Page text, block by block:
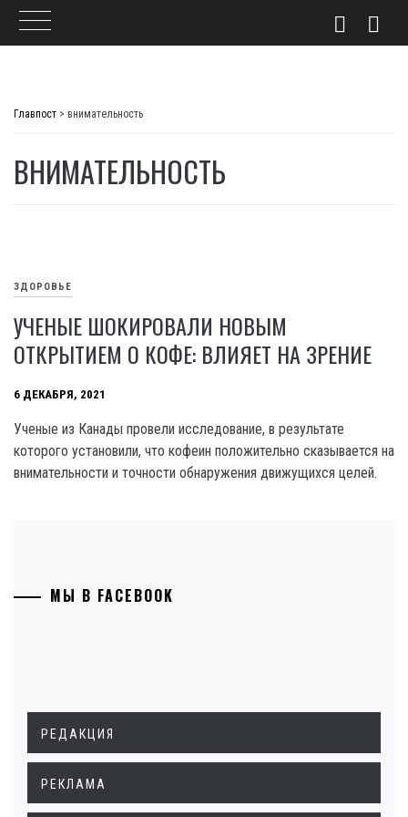
Главпост > внимательность
ВНИМАТЕЛЬНОСТЬ
ЗДОРОВЬЕ
УЧЕНЫЕ ШОКИРОВАЛИ НОВЫМ
ОТКРЫТИЕМ О КОФЕ: ВЛИЯЕТ НА ЗРЕНИЕ
6 ДЕКАБРЯ, 2021
Ученые из Канады провели исследование, в результате
которого установили, что кофеин положительно сказывается на
внимательности и точности обнаружения движущихся целей.
МЫ В FACEBOOK
РЕДАКЦИЯ
РЕКЛАМА